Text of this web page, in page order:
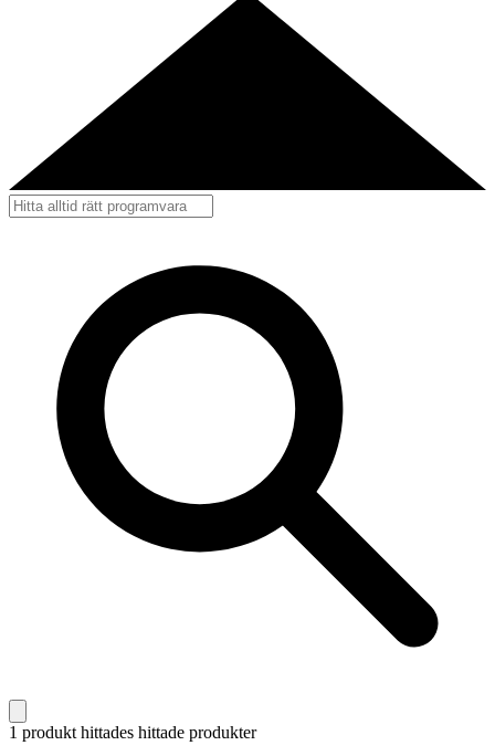
1 produkt hittades hittade produkter